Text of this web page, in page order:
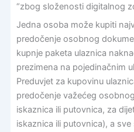
“zbog složenosti digitalnog
Jedna osoba može kupiti
predočenje osobnog
kupnje paketa ulaznica
prezimena na pojedinačnim
Preduvjet za kupovinu
predočenje važećeg
iskaznica ili putovnica, za
iskaznica ili putovnica), a